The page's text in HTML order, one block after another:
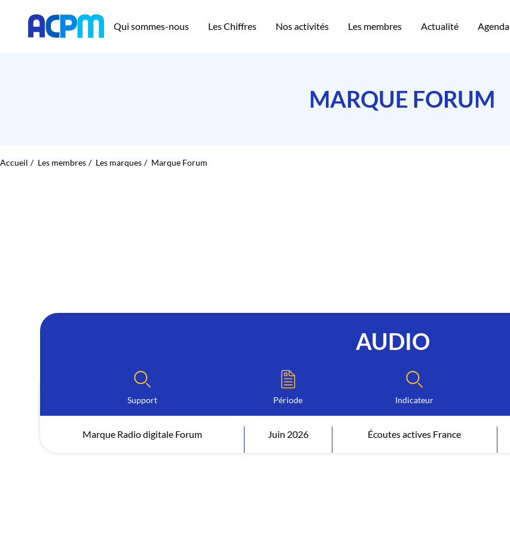
Qui sommes-nous Les Chiffres Nos activités Les membres Actualité Agenda
MARQUE FORUM
Accueil Les membres Les marques Marque Forum
AUDIO
Support Période Indicateur
Marque Radio digitale Forum Juin 2026 Écoutes actives France